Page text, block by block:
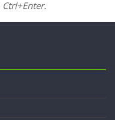
Ctrl+Enter.